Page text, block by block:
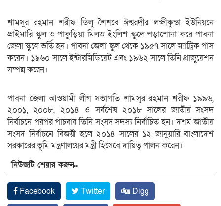
শামসুর রহমান শরীফ ডিলু শৈশবে ঈশ্বরদীর লক্ষীকুন্ডা ইউনিয়নে
প্রাইমারি স্কুল ও পাকুড়িয়া মিলড ইংলিশ স্কুলে পড়াশোনা করে পাবনা
জেলা স্কুলে ভর্তি হন। পাবনা জেলা স্কুল থেকে ১৯৫৭ সালে ম্যাট্রিক পাস
করেন। ১৯৬০ সালে ইন্টারমিডিয়েট এবং ১৯৬২ সালে তিনি গ্রাজুয়েশন
সম্পন্ন করেন।
পাবনা জেলা আওয়ামী লীগ সভাপতি শামসুর রহমান শরীফ ১৯৯৬,
২০০১, ২০০৮, ২০১৪ ও সর্বশেষ ২০১৮ সালের জাতীয় সংসদ
নির্বাচনে পরপর পাঁচবার তিনি সংসদ সদস্য নির্বাচিত হন। দশম জাতীয়
সংসদ নির্বাচনে বিজয়ী হলে ২০১৪ সালের ১২ জানুয়ারি বাংলাদেশ
সরকারের ভূমি মন্ত্রণালয়ের মন্ত্রী হিসেবে দায়িত্ব পালন করেন।
নিউজটি শেয়ার করুন..
Facebook Twitter
Digg